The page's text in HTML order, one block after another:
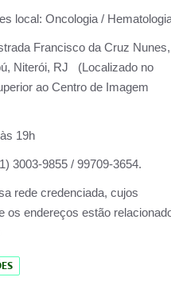
local: Oncologia /
Francisco da Cruz Nunes,
Niterói, RJ (Localizado no
ao Centro de Imagem
19h
3003-9855 / 99709-3654.
rede credenciada, cujos
os endereços estão